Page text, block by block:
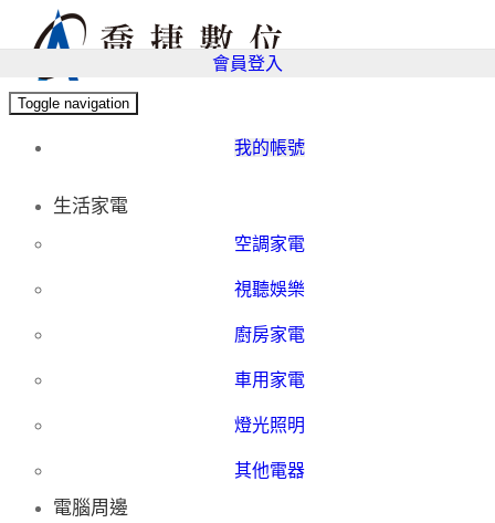
Toggle navigation
我的帳號
會員登入
生活家電
空調家電
視聽娛樂
廚房家電
車用家電
燈光照明
其他電器
電腦周邊